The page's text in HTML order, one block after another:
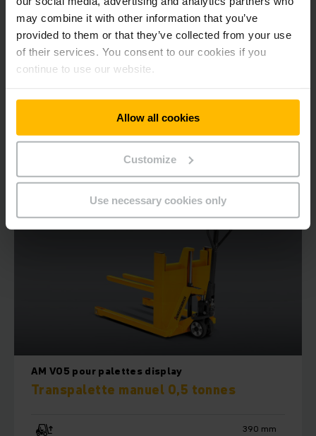
may combine it with other information that you’ve
provided to them or that they’ve collected from your use
of their services. You consent to our cookies if you
continue to use our website.
Allow all cookies
Customize
Use necessary cookies only
2200 kg
ACHETER EN LIGNE
AM V05 pour palettes display
Transpalette manuel 0,5 tonnes
390 mm